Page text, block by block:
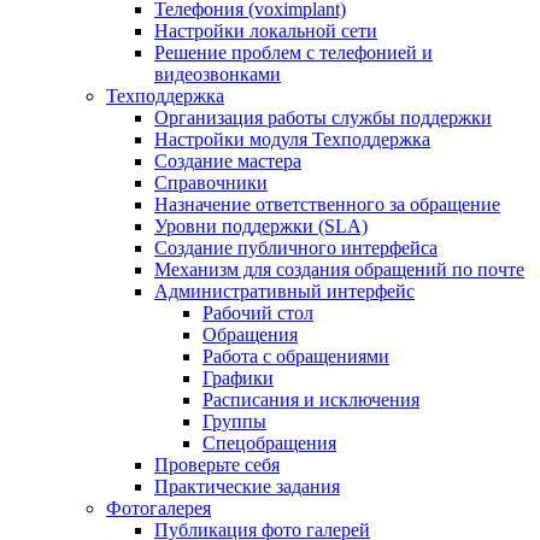
Телефония (voximplant)
Настройки локальной сети
Решение проблем с телефонией и
видеозвонками
Техподдержка
Организация работы службы поддержки
Настройки модуля Техподдержка
Создание мастера
Справочники
Назначение ответственного за обращение
Уровни поддержки (SLA)
Создание публичного интерфейса
Механизм для создания обращений по почте
Административный интерфейс
Рабочий стол
Обращения
Работа с обращениями
Графики
Расписания и исключения
Группы
Спецобращения
Проверьте себя
Практические задания
Фотогалерея
Публикация фото галерей